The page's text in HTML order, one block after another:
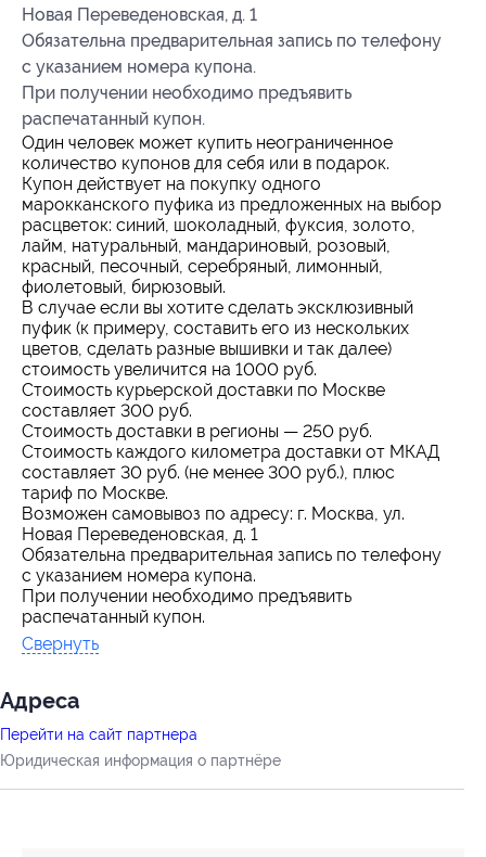
Новая Переведеновская, д. 1
Обязательна предварительная запись по телефону
с указанием номера купона.
При получении необходимо предъявить
распечатанный купон.
Один человек может купить неограниченное
количество купонов для себя или в подарок.
Купон действует на покупку одного
марокканского пуфика из предложенных на выбор
расцветок: синий, шоколадный, фуксия, золото,
лайм, натуральный, мандариновый, розовый,
красный, песочный, серебряный, лимонный,
фиолетовый, бирюзовый.
В случае если вы хотите сделать эксклюзивный
пуфик (к примеру, составить его из нескольких
цветов, сделать разные вышивки и так далее)
стоимость увеличится на 1000 руб.
Стоимость курьерской доставки по Москве
составляет 300 руб.
Стоимость доставки в регионы — 250 руб.
Стоимость каждого километра доставки от МКАД
составляет 30 руб. (не менее 300 руб.), плюс
тариф по Москве.
Возможен самовывоз по адресу: г. Москва, ул.
Новая Переведеновская, д. 1
Обязательна предварительная запись по телефону
с указанием номера купона.
При получении необходимо предъявить
распечатанный купон.
Свернуть
Адресa
Перейти на сайт партнера
Юридическая информация о партнёре